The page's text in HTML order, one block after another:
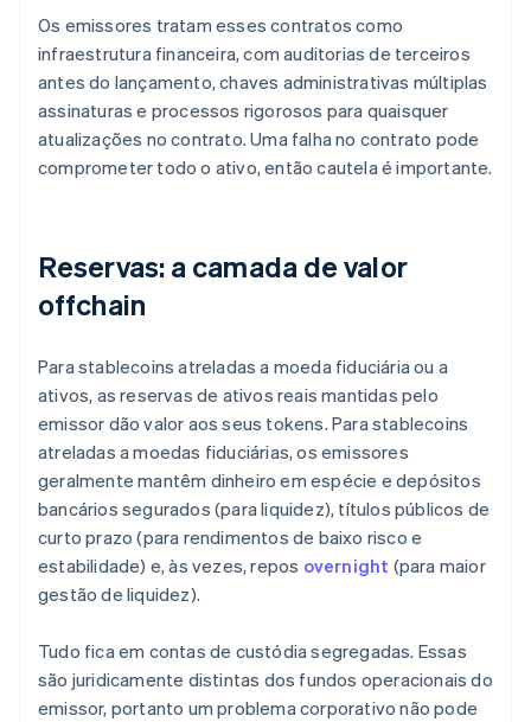
Os emissores tratam esses contratos como
infraestrutura financeira, com auditorias de terceiros
antes do lançamento, chaves administrativas múltiplas
assinaturas e processos rigorosos para quaisquer
atualizações no contrato. Uma falha no contrato pode
comprometer todo o ativo, então cautela é importante.
Reservas: a camada de valor
offchain
Para stablecoins atreladas a moeda fiduciária ou a
ativos, as reservas de ativos reais mantidas pelo
emissor dão valor aos seus tokens. Para stablecoins
atreladas a moedas fiduciárias, os emissores
geralmente mantêm dinheiro em espécie e depósitos
bancários segurados (para liquidez), títulos públicos de
curto prazo (para rendimentos de baixo risco e
estabilidade) e, às vezes, repos overnight (para maior
gestão de liquidez).
Tudo fica em contas de custódia segregadas. Essas
são juridicamente distintas dos fundos operacionais do
emissor, portanto um problema corporativo não pode